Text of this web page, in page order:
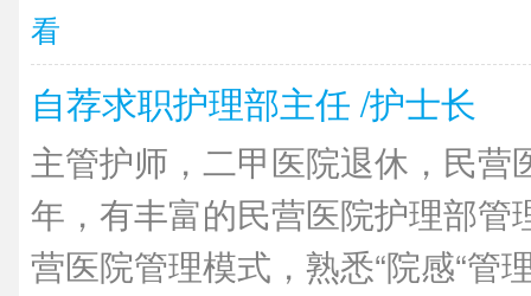
看
自荐求职护理部主任 /护士长
主管护师，二甲医院退休，民营
年，有丰富的民营医院护理部管
营医院管理模式，熟悉“院感“管